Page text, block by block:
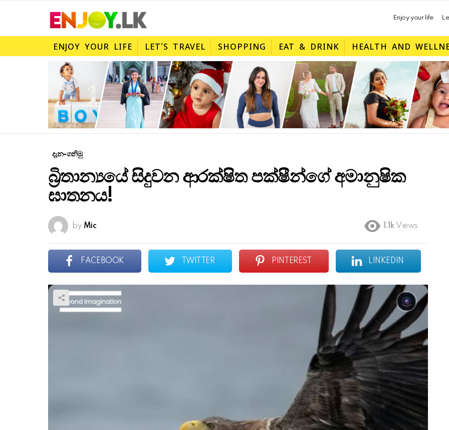
Enjoy your life
ENJOY YOUR LIFE LET’S TRAVEL SHOPPING EAT & DRINK HEALTH AND
දැන-ගනිමු
බ්‍රිතාන්‍යයේ සිදුවන ආරක්ෂිත පක්ෂීන්ගේ අමානුෂික
ඝාතනය!
by Mic 1.1k Views
FACEBOOK TWITTER PINTEREST LINKEDIN